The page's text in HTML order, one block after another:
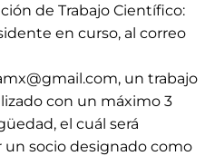
de Trabajo Científico:
en curso, al correo
un trabajo
con un máximo 3
el cuál será
un socio designado como